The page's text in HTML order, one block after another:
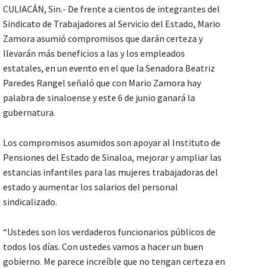
CULIACÁN, Sin.- De frente a cientos de integrantes del
Sindicato de Trabajadores al Servicio del Estado, Mario
Zamora asumió compromisos que darán certeza y
llevarán más beneficios a las y los empleados
estatales, en un evento en el que la Senadora Beatriz
Paredes Rangel señaló que con Mario Zamora hay
palabra de sinaloense y este 6 de junio ganará la
gubernatura.
Los compromisos asumidos son apoyar al Instituto de
Pensiones del Estado de Sinaloa, mejorar y ampliar las
estancias infantiles para las mujeres trabajadoras del
estado y aumentar los salarios del personal
sindicalizado.
“Ustedes son los verdaderos funcionarios públicos de
todos los días. Con ustedes vamos a hacer un buen
gobierno. Me parece increíble que no tengan certeza en